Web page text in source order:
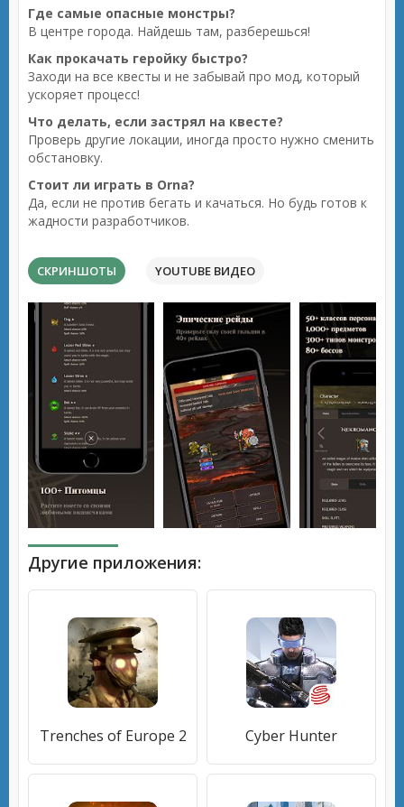
Где самые опасные монстры?
В центре города. Найдешь там, разберешься!
Как прокачать геройку быстро?
Заходи на все квесты и не забывай про мод, который
ускоряет процесс!
Что делать, если застрял на квесте?
Проверь другие локации, иногда просто нужно сменить
обстановку.
Стоит ли играть в Orna?
Да, если не против бегать и качаться. Но будь готов к
жадности разработчиков.
СКРИНШОТЫ YOUTUBE ВИДЕО
Другие приложения:
Trenches of Europe 2 Cyber Hunter